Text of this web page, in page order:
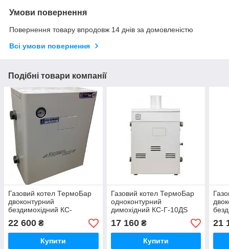
Умови повернення
Повернення товару впродовж 14 днів за домовленістю
Всі умови повернення
Подібні товари компанії
Газовий котел ТермоБар
двоконтурний
бездимохідний КС-
ГВС-16ДS
22 600 ₴
Купити
Газовий котел ТермоБар
одноконтурний
димохідний КС-Г-10ДS
17 160₴
Купити
21